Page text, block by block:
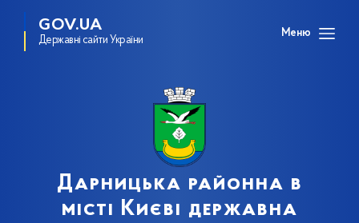
GOV.UA
Державні сайти України
Меню
Дарницька районна в
місті Києві державна